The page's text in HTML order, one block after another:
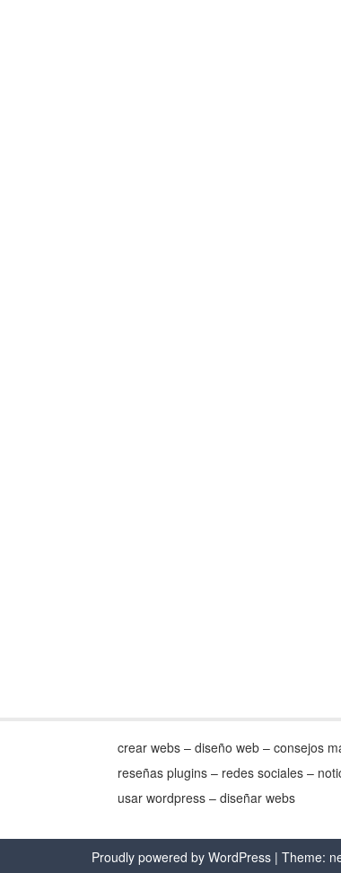
crear webs – diseño web – consejos
reseñas plugins – redes sociales –
usar wordpress – diseñar webs
Proudly powered by WordPress | Theme: